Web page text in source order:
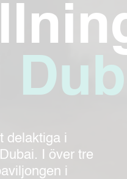
delaktiga i
I över tre
i